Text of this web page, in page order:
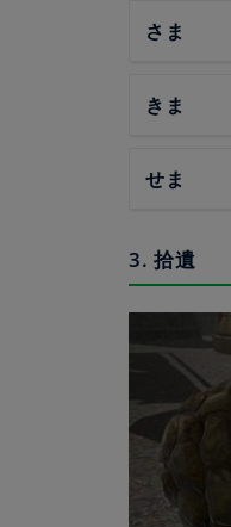
さま
きま
せま
3. 拾